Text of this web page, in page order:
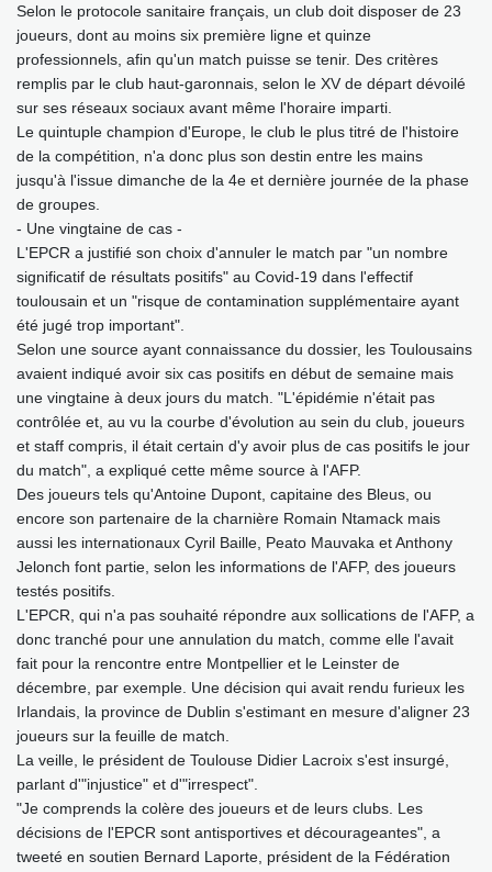
Selon le protocole sanitaire français, un club doit disposer de 23
joueurs, dont au moins six première ligne et quinze
professionnels, afin qu'un match puisse se tenir. Des critères
remplis par le club haut-garonnais, selon le XV de départ dévoilé
sur ses réseaux sociaux avant même l'horaire imparti.
Le quintuple champion d'Europe, le club le plus titré de l'histoire
de la compétition, n'a donc plus son destin entre les mains
jusqu'à l'issue dimanche de la 4e et dernière journée de la phase
de groupes.
- Une vingtaine de cas -
L'EPCR a justifié son choix d'annuler le match par "un nombre
significatif de résultats positifs" au Covid-19 dans l'effectif
toulousain et un "risque de contamination supplémentaire ayant
été jugé trop important".
Selon une source ayant connaissance du dossier, les Toulousains
avaient indiqué avoir six cas positifs en début de semaine mais
une vingtaine à deux jours du match. "L'épidémie n'était pas
contrôlée et, au vu la courbe d'évolution au sein du club, joueurs
et staff compris, il était certain d'y avoir plus de cas positifs le jour
du match", a expliqué cette même source à l'AFP.
Des joueurs tels qu'Antoine Dupont, capitaine des Bleus, ou
encore son partenaire de la charnière Romain Ntamack mais
aussi les internationaux Cyril Baille, Peato Mauvaka et Anthony
Jelonch font partie, selon les informations de l'AFP, des joueurs
testés positifs.
L'EPCR, qui n'a pas souhaité répondre aux sollications de l'AFP, a
donc tranché pour une annulation du match, comme elle l'avait
fait pour la rencontre entre Montpellier et le Leinster de
décembre, par exemple. Une décision qui avait rendu furieux les
Irlandais, la province de Dublin s'estimant en mesure d'aligner 23
joueurs sur la feuille de match.
La veille, le président de Toulouse Didier Lacroix s'est insurgé,
parlant d'"injustice" et d'"irrespect".
"Je comprends la colère des joueurs et de leurs clubs. Les
décisions de l'EPCR sont antisportives et décourageantes", a
tweeté en soutien Bernard Laporte, président de la Fédération